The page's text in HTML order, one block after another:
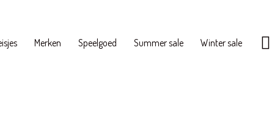
Merken Speelgoed Summer sale Winter sale